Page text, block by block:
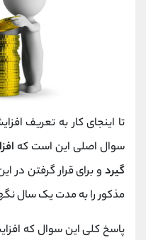
تا اینجای کار به تعریف
سوال اصلی این است که
گیرد و برای قرار گرفتن در
مذکور را به مدت یک سال
پاسخ کلی این سوال که